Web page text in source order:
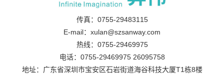
传真：0755-29483115
E-mail：xulan@szsanway.com
热线：0755-29469975
电话：0755-29469975 26095758
地址：广东省深圳市宝安区石岩街道海谷科技大厦T1栋8楼